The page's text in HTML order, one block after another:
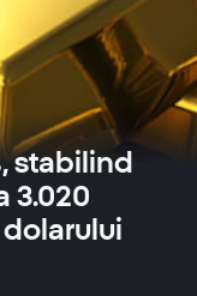
stabilind
3.020